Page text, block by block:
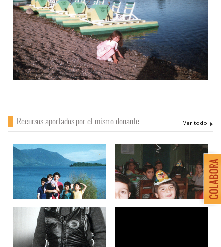
Recursos aportados por el mismo donante